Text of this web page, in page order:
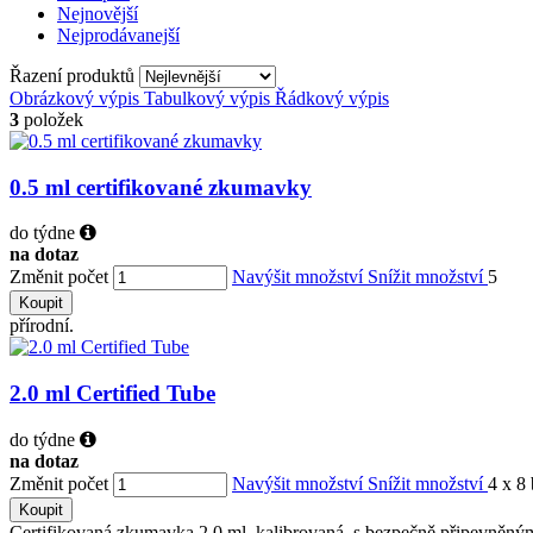
Nejnovější
Nejprodávanejší
Řazení produktů
Obrázkový výpis Tabulkový výpis Řádkový výpis
3 položek
0.5 ml certifikované zkumavky
do týdne
na dotaz
Změnit počet
Navýšit množství Snížit množství 5
Koupit
přírodní.
2.0 ml Certified Tube
do týdne
na dotaz
Změnit počet
Navýšit množství Snížit množství4 x 8
Koupit